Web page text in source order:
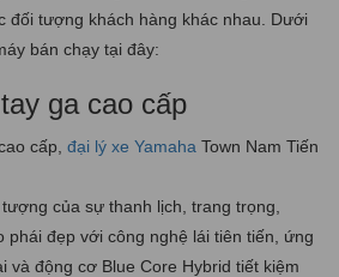
đối tượng khách hàng khác nhau. Dưới
bán chạy tại đây:
ga cao cấp
cấp, đại lý xe Yamaha Town Nam Tiến
của sự thanh lịch, trang trọng,
phái đẹp với công nghệ lái tiên tiến, ứng
và động cơ Blue Core Hybrid tiết kiệm